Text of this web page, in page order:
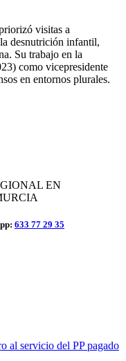
visitas a
desnutrición infantil,
Su trabajo en la
como vicepresidente
en entornos plurales.
EN
633 77 29 35
al servicio del PP pagado